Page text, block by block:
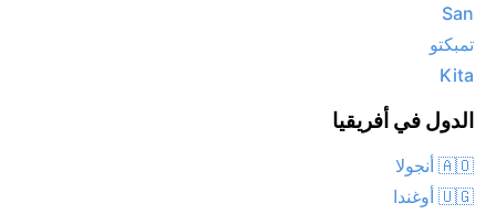
San
تمبكتو
Kita
الدول في أفريقيا
🇦🇴 أنجولا
🇺🇬 أوغندا